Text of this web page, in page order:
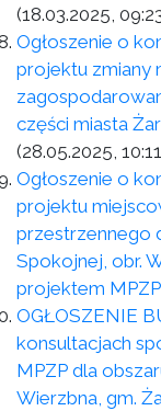
(18.03.2025,
Ogłoszenie o
projektu zmiany
części miasta
(28.05.2025,
Ogłoszenie o
projektu
przestrzennego
Spokojnej, obr.
projektem MPZP
OGŁOSZENIE
konsultacjach
MPZP dla
Wierzbna, gm.